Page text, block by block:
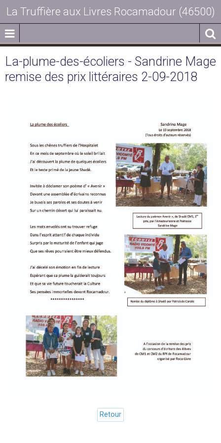
La Truffière aux Livres Rocamadour (46500)
La-plume-des-écoliers - Sandrine Mage
remise des prix littéraires 2-09-2018
Retour